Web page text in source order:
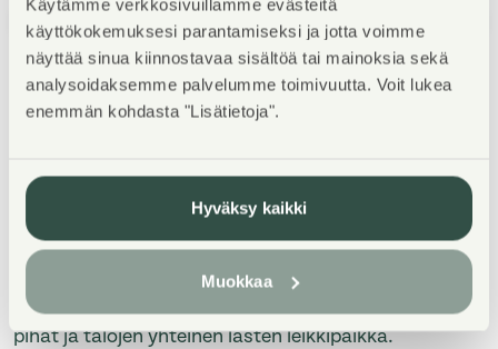
Käytämme verkkosivuillamme evästeitä
käyttökokemuksesi parantamiseksi ja jotta voimme
näyttää sinua kiinnostavaa sisältöä tai mainoksia sekä
analysoidaksemme palvelumme toimivuutta. Voit lukea
enemmän kohdasta "Lisätietoja".
Hyväksy kaikki
Muokkaa
5
Kohteen esittely
Espoon Muuralassa kaksitasoisia rivitaloasuntoja
kolmioista 5h+k+s asuntoihin. Asunnoissa on omat
pihat ja talojen yhteinen lasten leikkipaikka.